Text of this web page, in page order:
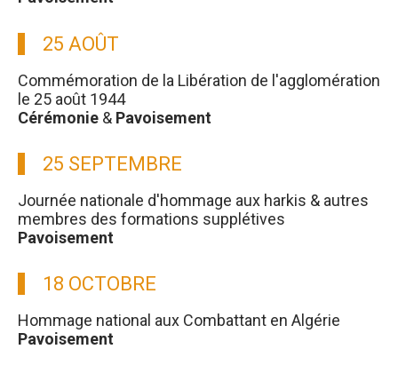
25 AOÛT
Commémoration de la Libération de l'agglomération
le 25 août 1944
Cérémonie & Pavoisement
25 SEPTEMBRE
Journée nationale d'hommage aux harkis & autres
membres des formations supplétives
Pavoisement
18 OCTOBRE
Hommage national aux Combattant en Algérie
Pavoisement